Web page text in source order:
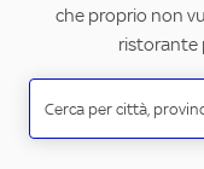
che proprio non
ristorante